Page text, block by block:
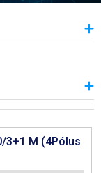
3+1 M (4Pólus